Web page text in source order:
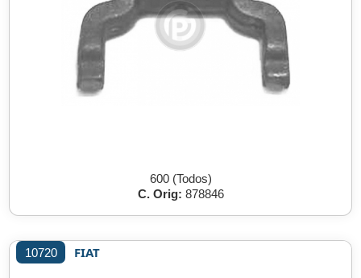
600 (Todos)
C. Orig: 878846
10720 FIAT